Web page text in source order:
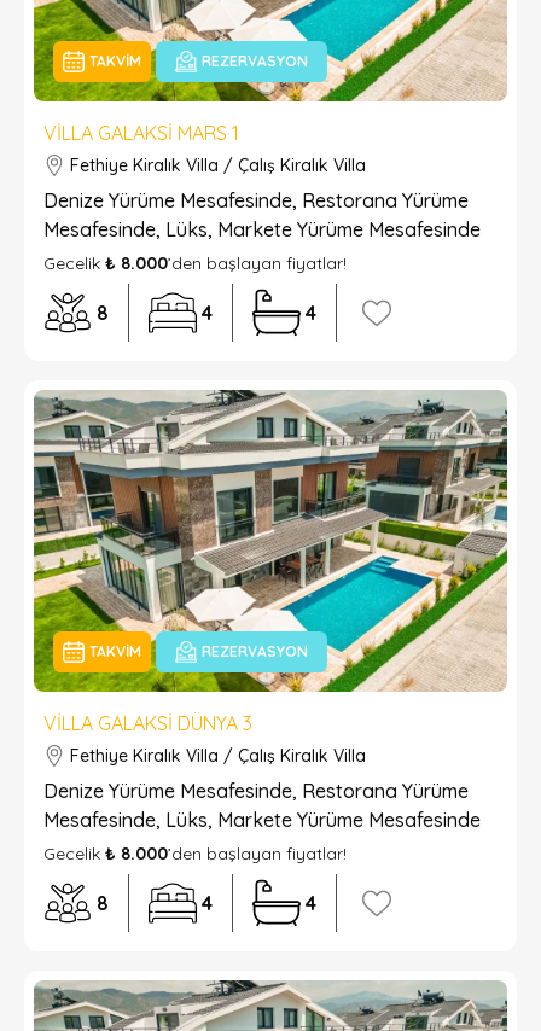
TAKVIM REZERVASYON
VILLA GALAKSI MARS 1
Fethiye Kiralık Villa / Çalış Kiralık Villa
Denize Yürüme Mesafesinde, Restorana Yürüme
Mesafesinde, Lüks, Markete Yürüme Mesafesinde
Gecelik ₺ 8.000’den başlayan fiyatlar!
8 4 4
TAKVIM REZERVASYON
VILLA GALAKSI DÜNYA 3
Fethiye Kiralık Villa / Çalış Kiralık Villa
Denize Yürüme Mesafesinde, Restorana Yürüme
Mesafesinde, Lüks, Markete Yürüme Mesafesinde
Gecelik ₺ 8.000’den başlayan fiyatlar!
8 4 4